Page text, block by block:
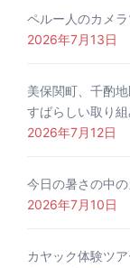
ペルー人のカメ
2026年7月13日
美保関町、千酌
すばらしい取り組
2026年7月12日
今日の暑さの中の
2026年7月10日
カヤック体験ツ